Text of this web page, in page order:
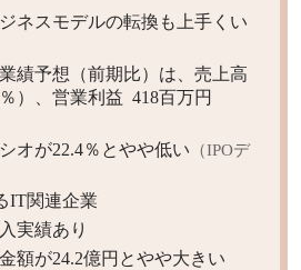
ネスモデルの転換も上手くい
績予想（前期比）は、売上高
）、営業利益 418百万円
オが22.4％とやや低い （IPOデ
IT関連企業
実績あり
額が24.2億円とやや大きい